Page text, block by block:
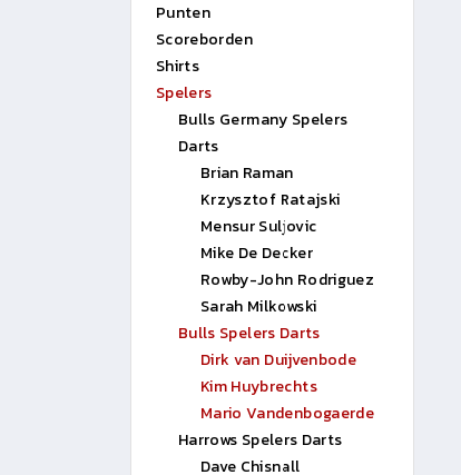
Punten
Scoreborden
Shirts
Spelers
Bulls Germany Spelers
Darts
Brian Raman
Krzysztof Ratajski
Mensur Suljovic
Mike De Decker
Rowby-John Rodriguez
Sarah Milkowski
Bulls Spelers Darts
Dirk van Duijvenbode
Kim Huybrechts
Mario Vandenbogaerde
Harrows Spelers Darts
Dave Chisnall